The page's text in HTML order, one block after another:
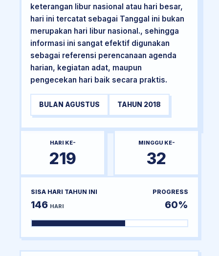
keterangan libur nasional atau hari besar,
hari ini tercatat sebagai Tanggal ini bukan
merupakan hari libur nasional., sehingga
informasi ini sangat efektif digunakan
sebagai referensi perencanaan agenda
harian, kegiatan adat, maupun
pengecekan hari baik secara praktis.
BULAN AGUSTUS TAHUN 2018
HARI KE-
219
MINGGU KE-
32
SISA HARI TAHUN INI
146 HARI
PROGRESS
60%